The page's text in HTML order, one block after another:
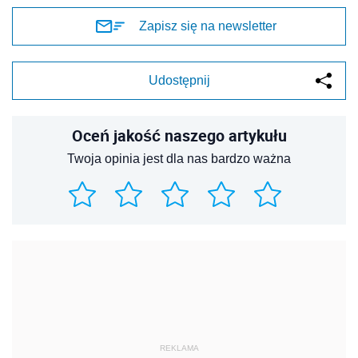
Zapisz się na newsletter
Udostępnij
Oceń jakość naszego artykułu
Twoja opinia jest dla nas bardzo ważna
REKLAMA